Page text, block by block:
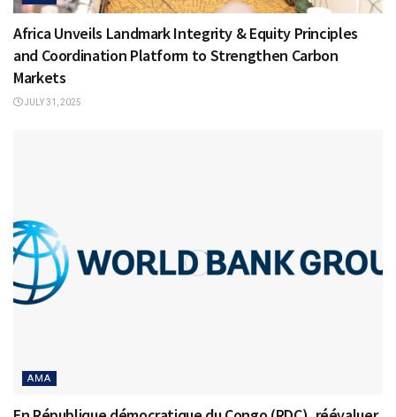
Africa Unveils Landmark Integrity & Equity Principles
and Coordination Platform to Strengthen Carbon
Markets
JULY 31, 2025
AMA